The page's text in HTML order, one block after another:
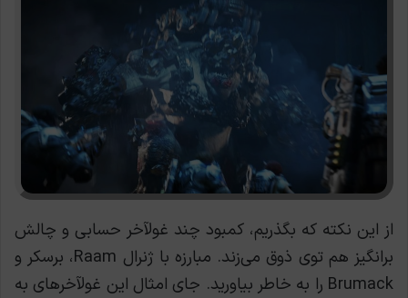
از این نکته که بگذریم، کمبود چند غولآخر حسابی و چالش
برانگیز هم توی ذوق می‌زند. مبارزه با ژنرال Raam، برسکر و
Brumack را به خاطر بیاورید. جای امثال این غولآخرهای به